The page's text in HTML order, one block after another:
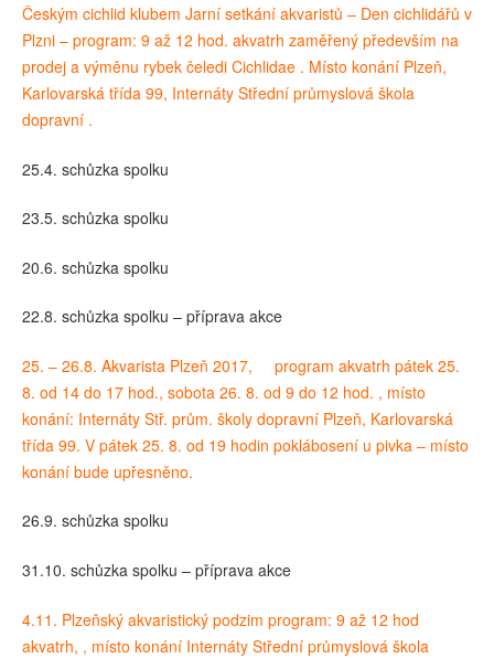
Českým cichlid klubem Jarní setkání akvaristů – Den cichlidářů v
Plzni – program: 9 až 12 hod. akvatrh zaměřený především na
prodej a výměnu rybek čeledi Cichlidae . Místo konání Plzeň,
Karlovarská třída 99, Internáty Střední průmyslová škola
dopravní .
25.4. schůzka spolku
23.5. schůzka spolku
20.6. schůzka spolku
22.8. schůzka spolku – příprava akce
25. – 26.8. Akvarista Plzeň 2017, program akvatrh pátek 25.
8. od 14 do 17 hod., sobota 26. 8. od 9 do 12 hod. , místo
konání: Internáty Stř. prům. školy dopravní Plzeň, Karlovarská
třída 99. V pátek 25. 8. od 19 hodin poklábosení u pivka – místo
konání bude upřesněno.
26.9. schůzka spolku
31.10. schůzka spolku – příprava akce
4.11. Plzeňský akvaristický podzim program: 9 až 12 hod
akvatrh, , místo konání Internáty Střední průmyslová škola